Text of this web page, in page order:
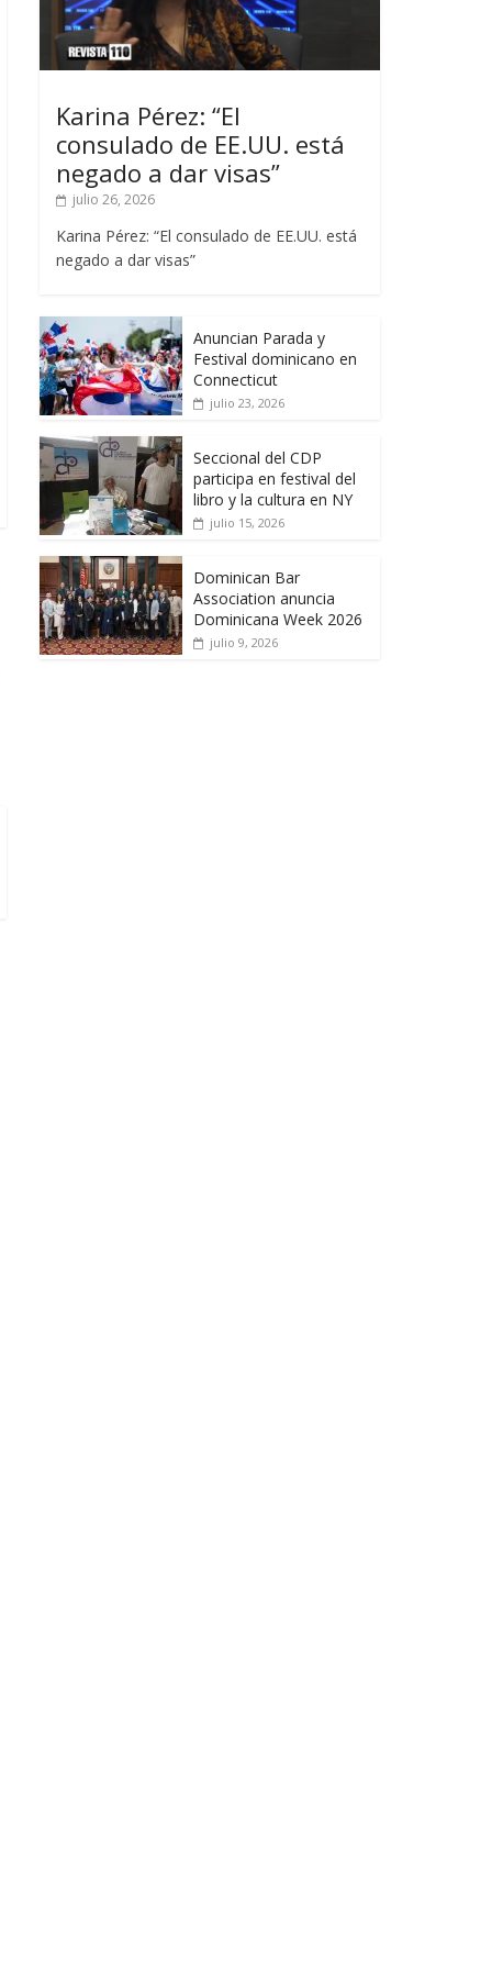
Karina Pérez: “El
consulado de EE.UU. está
negado a dar visas”
julio 26, 2026
Karina Pérez: “El consulado de EE.UU. está
negado a dar visas”
Anuncian Parada y
Festival dominicano en
Connecticut
julio 23, 2026
Seccional del CDP
participa en festival del
libro y la cultura en NY
julio 15, 2026
Dominican Bar
Association anuncia
Dominicana Week 2026
julio 9, 2026